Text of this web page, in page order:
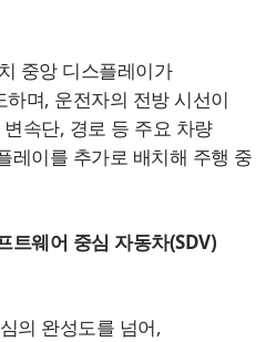
중앙 디스플레이가
며, 운전자의 전방 시선이
속단, 경로 등 주요 차량
레이를 추가로 배치해 주행 중
트웨어 중심 자동차(SDV)
의 완성도를 넘어,